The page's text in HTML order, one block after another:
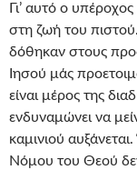
Γι’ αυτό ο
στη ζωή του
δόθηκαν στους
Ιησού μάς
είναι μέρος της
ενδυναμώνει να
καμινιού
Νόμου του Θεού